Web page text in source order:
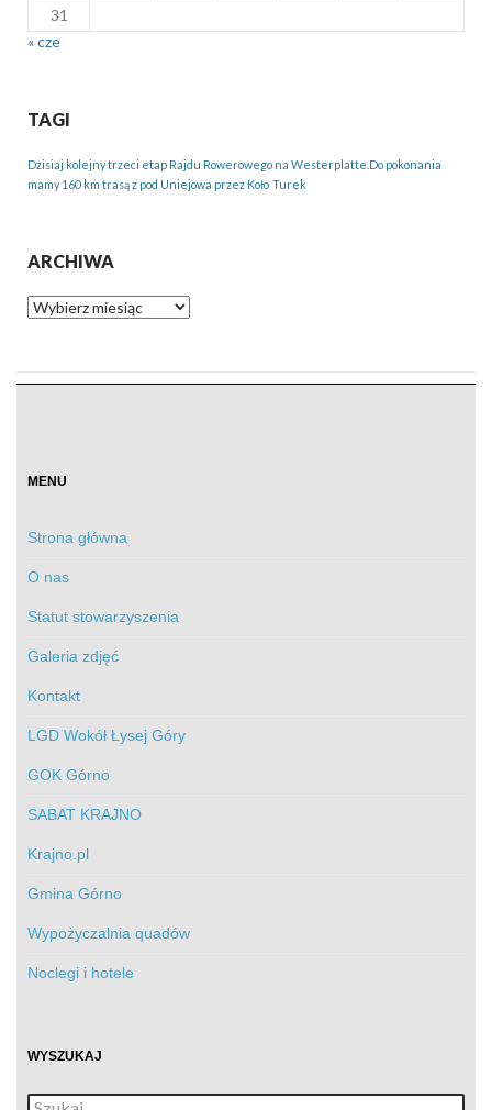
31
« cze
TAGI
Dzisiaj kolejny trzeci etap Rajdu Rowerowego na Westerplatte.Do pokonania
mamy 160 km trasą z pod Uniejowa przez Koło Turek
ARCHIWA
Archiwa
MENU
Strona główna
O nas
Statut stowarzyszenia
Galeria zdjęć
Kontakt
LGD Wokół Łysej Góry
GOK Górno
SABAT KRAJNO
Krajno.pl
Gmina Górno
Wypożyczalnia quadów
Noclegi i hotele
WYSZUKAJ
Szukaj: